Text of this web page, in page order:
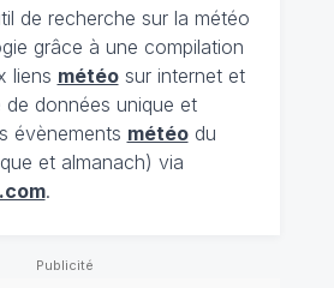
de recherche sur la météo
grâce à une compilation
liens météosur internet et
de données unique et
évènements météodu
et almanach) via
.